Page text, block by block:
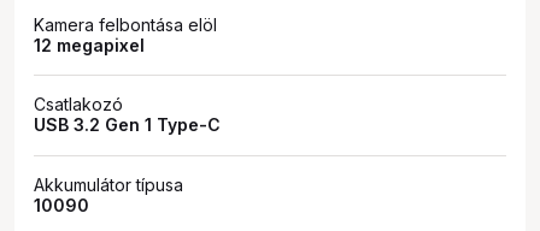
Kamera felbontása elöl
12 megapixel
Csatlakozó
USB 3.2 Gen 1 Type-C
Akkumulátor típusa
10090